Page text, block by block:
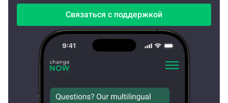
Связаться с поддержкой